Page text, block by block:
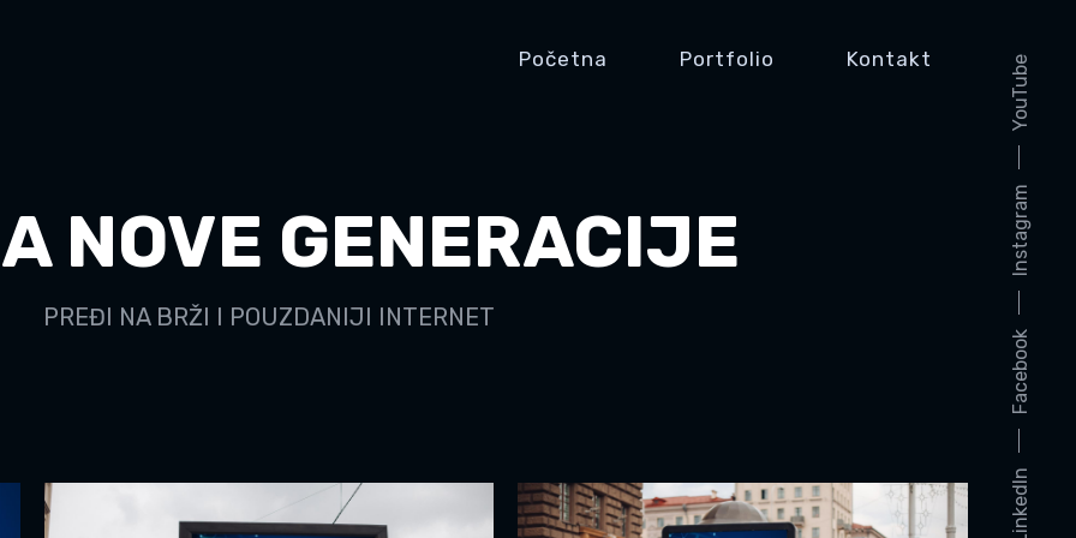
Početna Portfolio Kontakt
LinkedIn
Facebook
Instagram
YouTube
NOVE GENERACIJE
PREĐI NA BRŽI I POUZDANIJI INTERNET